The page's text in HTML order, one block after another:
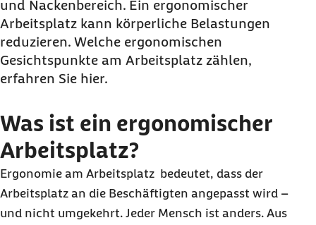
hat der Arbeitgeber?
und Nackenbereich. Ein ergonomischer
Arbeitsplatz kann körperliche Belastungen
reduzieren. Welche ergonomischen
Gesichtspunkte am Arbeitsplatz zählen,
erfahren Sie hier.
Was ist ein ergonomischer
Arbeitsplatz?
Ergonomie am Arbeitsplatz bedeutet, dass der
Arbeitsplatz an die Beschäftigten angepasst wird –
und nicht umgekehrt. Jeder Mensch ist anders. Aus